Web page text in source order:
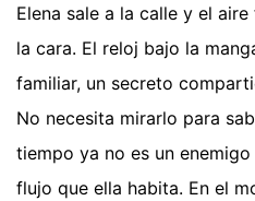
Elena sale a la calle y el
la cara. El reloj bajo la
familiar, un secreto
No necesita mirarlo para
tiempo ya no es un
flujo que ella habita. En el